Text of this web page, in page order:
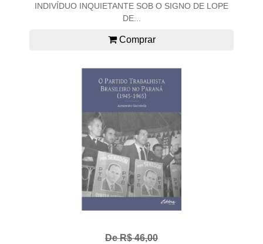
INDIVÍDUO INQUIETANTE SOB O SIGNO DE LOPE
DE...
Comprar
De R$ 46,00